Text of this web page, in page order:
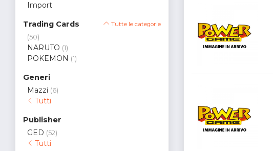
Import
Trading Cards Tutte le categorie
(50)
NARUTO (1)
POKEMON (1)
Generi
Mazzi (6)
Tutti
Publisher
GED (52)
Tutti